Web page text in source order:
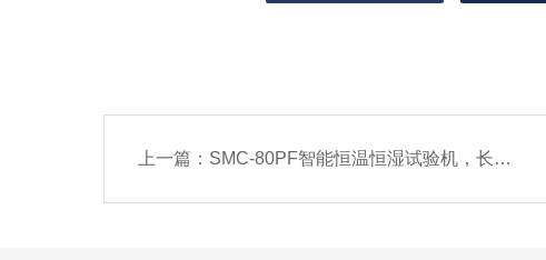
上一篇： SMC-80PF智能恒温恒湿试验机，长期运行稳定无忧